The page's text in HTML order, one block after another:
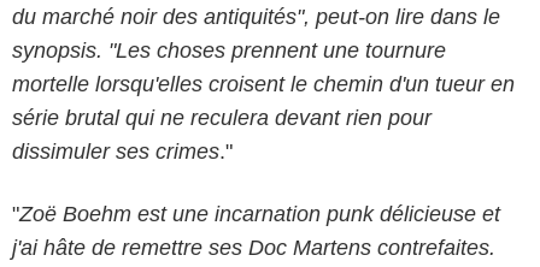
du marché noir des antiquités", peut-on lire dans le
synopsis. "Les choses prennent une tournure
mortelle lorsqu'elles croisent le chemin d'un tueur en
série brutal qui ne reculera devant rien pour
dissimuler ses crimes."
"Zoë Boehm est une incarnation punk délicieuse et
j'ai hâte de remettre ses Doc Martens contrefaites.